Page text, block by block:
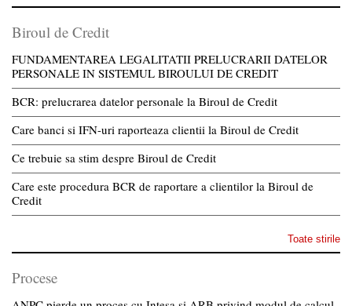
Biroul de Credit
FUNDAMENTAREA LEGALITATII PRELUCRARII DATELOR
PERSONALE IN SISTEMUL BIROULUI DE CREDIT
BCR: prelucrarea datelor personale la Biroul de Credit
Care banci si IFN-uri raporteaza clientii la Biroul de Credit
Ce trebuie sa stim despre Biroul de Credit
Care este procedura BCR de raportare a clientilor la Biroul de
Credit
Toate stirile
Procese